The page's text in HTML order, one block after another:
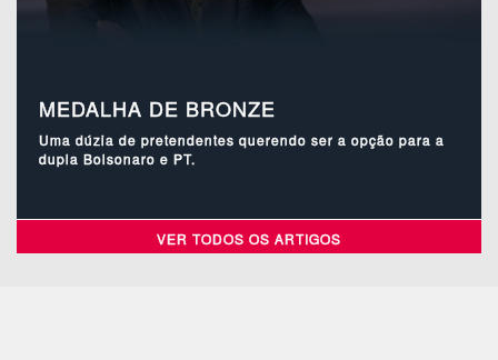
MEDALHA DE BRONZE
Uma dúzia de pretendentes querendo ser a opção para a
dupla Bolsonaro e PT.
VER TODOS OS ARTIGOS